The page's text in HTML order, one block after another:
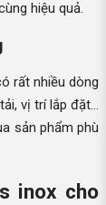
hiệu quả.
rất nhiều dòng
vị trí lắp đặt…
sản phẩm phù
inox cho